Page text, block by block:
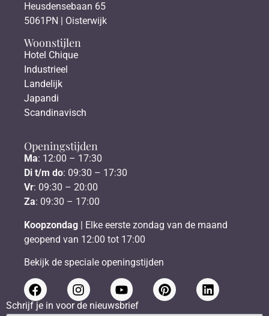
Heusdensebaan 65
5061PN | Oisterwijk
Woonstijlen
Hotel Chique
Industrieel
Landelijk
Japandi
Scandinavisch
Openingstijden
Ma: 12:00 – 17:30
Di t/m do: 09:30 – 17:30
Vr: 09:30 – 20:00
Za: 09:30 – 17:00
Koopzondag | Elke eerste zondag van de maand
geopend van 12:00 tot 17:00
Bekijk de speciale openingstijden
Schrijf je in voor de nieuwsbrief